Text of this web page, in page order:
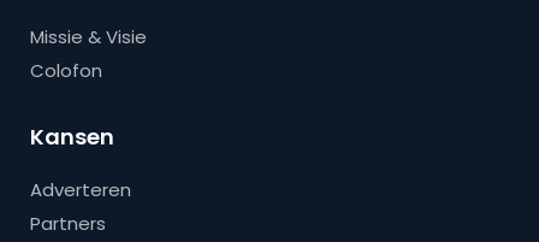
Missie & Visie
Colofon
Kansen
Adverteren
Partners